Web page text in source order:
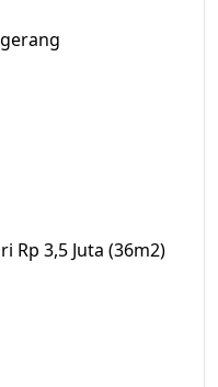
Rp 3,5 Juta (36m2)